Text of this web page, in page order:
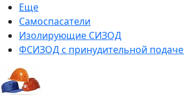
Еще
Самоспасатели
Изолирующие СИЗОД
ФСИЗОД с принудительной